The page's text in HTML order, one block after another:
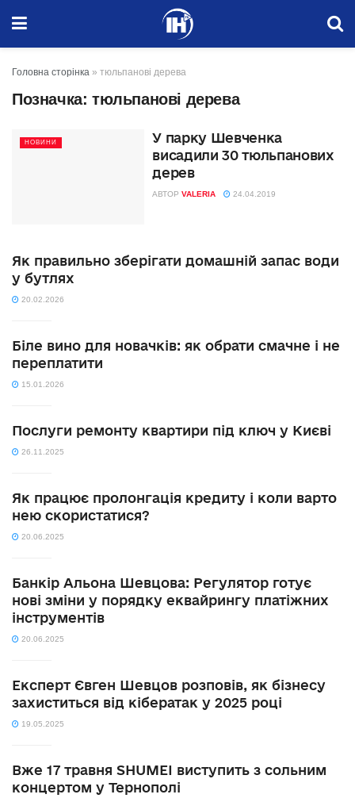
Головна сторінка » тюльпанові дерева
Позначка: тюльпанові дерева
НОВИНИ
У парку Шевченка
висадили 30 тюльпанових
дерев
АВТОР VALERIA 24.04.2019
Як правильно зберігати домашній запас води
у бутлях
20.02.2026
Біле вино для новачків: як обрати смачне і не
переплатити
15.01.2026
Послуги ремонту квартири під ключ у Києві
26.11.2025
Як працює пролонгація кредиту і коли варто
нею скористатися?
20.06.2025
Банкір Альона Шевцова: Регулятор готує
нові зміни у порядку еквайрингу платіжних
інструментів
20.06.2025
Експерт Євген Шевцов розповів, як бізнесу
захиститься від кібератак у 2025 році
19.05.2025
Вже 17 травня SHUMEI виступить з сольним
концертом у Тернополі